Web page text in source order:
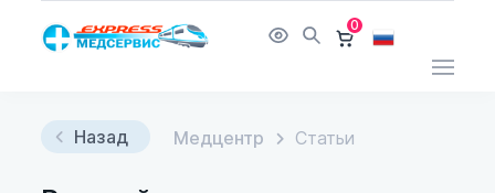
0
Назад Медцентр Статьи